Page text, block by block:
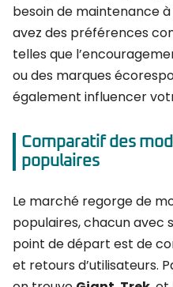
besoin de maintenance
avez des préférences
telles que
ou des marques
également influencer
Comparatif des
populaires
Le marché regorge de
populaires, chacun avec
point de départ est de
et retours d’utilisateurs.